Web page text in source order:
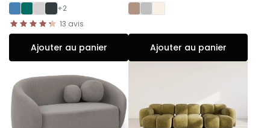
+2
13 avis
Ajouter au panier Ajouter au panier